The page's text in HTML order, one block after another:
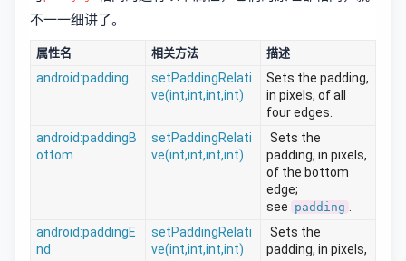
不一一细讲了。
属性名 相关方法 描述
android:padding
setPaddingRelati
ve(int,int,int,int)
Sets the padding,
in pixels, of all
four edges.
android:paddingB
ottom
setPaddingRelati
ve(int,int,int,int)
Sets the
padding, in pixels,
of the bottom
edge;
see padding
android:paddingE
nd
setPaddingRelati
ve(int,int,int,int)
Sets the
padding, in pixels,